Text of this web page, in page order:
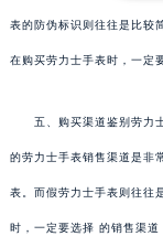
表的防伪标识则往往是比较
在购买劳力士手表时，一定
五、购买渠道鉴别劳力士
的劳力士手表销售渠道是非
表。而假劳力士手表则往往
时，一定要选择 的销售渠道